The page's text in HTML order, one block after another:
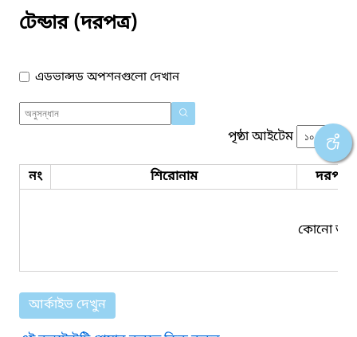
টেন্ডার (দরপত্র)
এডভান্সড অপশনগুলো দেখান
পৃষ্ঠা আইটেম
নং শিরোনাম দরপত্র
কোনো তথ্য
আর্কাইভ দেখুন